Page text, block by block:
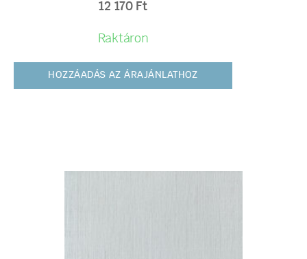
12 170 Ft
Raktáron
HOZZÁADÁS AZ ÁRAJÁNLATHOZ